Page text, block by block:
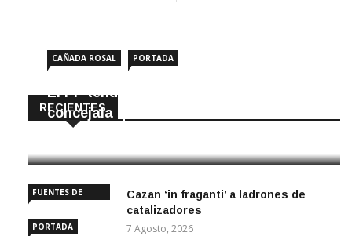
RECIENTES
CAÑADA ROSAL PORTADA
El PP tendrá en Cañada Rosal una
concejala que no iba en la lista
FUENTES DE
PORTADA
Cazan ‘in fraganti’ a ladrones de
catalizadores
7 Agosto, 2026